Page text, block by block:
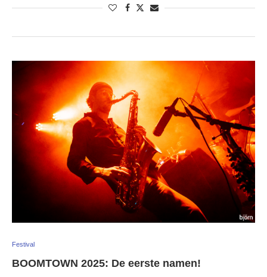
Festival
BOOMTOWN 2025: De eerste namen!